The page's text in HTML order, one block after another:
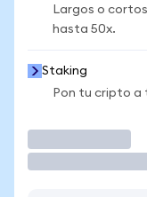
Largos o
hasta 50x.
Staking
Pon tu cripto a